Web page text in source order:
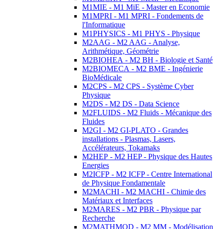
M1MIE - M1 MiE - Master en Economie
M1MPRI - M1 MPRI - Fondements de
l'Informatique
M1PHYSICS - M1 PHYS - Physique
M2AAG - M2 AAG - Analyse,
Arithmétique, Géométrie
M2BIOHEA - M2 BH - Biologie et Santé
M2BIOMECA - M2 BME - Ingénierie
BioMédicale
M2CPS - M2 CPS - Système Cyber
Physique
M2DS - M2 DS - Data Science
M2FLUIDS - M2 Fluids - Mécanique des
Fluides
M2GI - M2 GI-PLATO - Grandes
installations - Plasmas, Lasers,
Accélérateurs, Tokamaks
M2HEP - M2 HEP - Physique des Hautes
Energies
M2ICFP - M2 ICFP - Centre International
de Physique Fondamentale
M2MACHI - M2 MACHI - Chimie des
Matériaux et Interfaces
M2MARES - M2 PBR - Physique par
Recherche
M2MATHMOD - M2 MM - Modélisation